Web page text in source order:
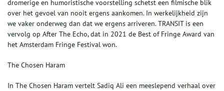
dromerige en humoristische voorstelling schetst een filmische blik
over het gevoel van nooit ergens aankomen. In werkelijkheid zijn
we vaker onderweg dan dat we ergens arriveren. TRANSIT is een
vervolg op After The Echo, dat in 2021 de Best of Fringe Award van
het Amsterdam Fringe Festival won.
The Chosen Haram
In The Chosen Haram vertelt Sadiq Ali een meeslepend verhaal over